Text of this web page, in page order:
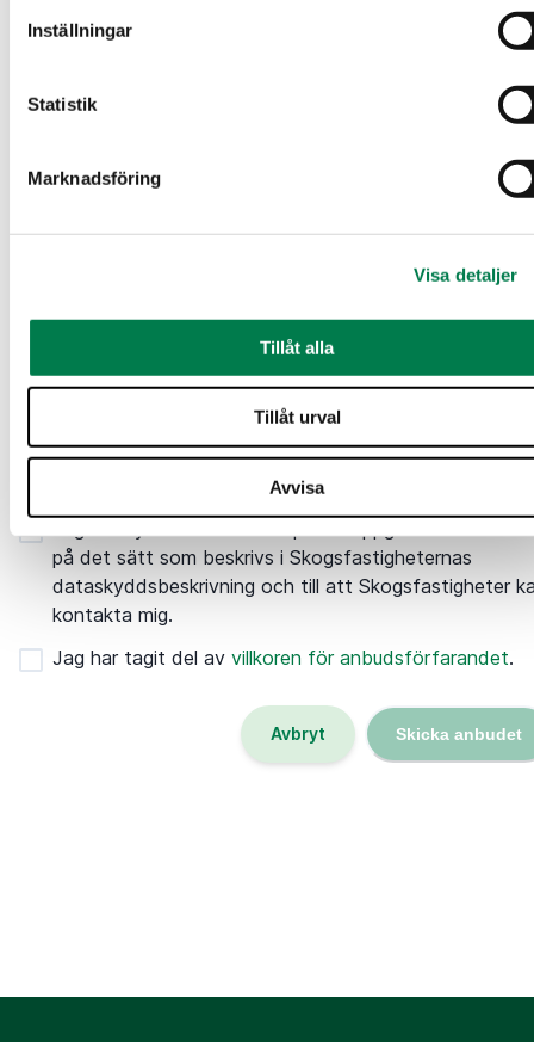
Inställningar
Statistik
Marknadsföring
Visa detaljer
Tillåt alla
Tillåt urval
Avvisa
erbjudande eller om du lägger ett erbjudande ett företags
på det sätt som beskrivs i Skogsfastigheternas
dataskyddsbeskrivning och till att Skogsfastigheter
kontakta mig.
Jag har tagit del av villkoren för anbudsförfarandet.
Avbryt Skicka anbudet